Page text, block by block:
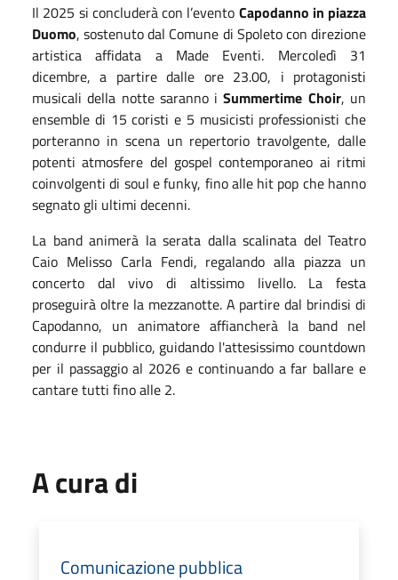
Il 2025 si concluderà con l’evento Capodanno in piazza
Duomo, sostenuto dal Comune di Spoleto con direzione
artistica affidata a Made Eventi. Mercoledì 31
dicembre, a partire dalle ore 23.00, i protagonisti
musicali della notte saranno iSummertime Choir, un
ensemble di 15 coristi e 5 musicisti professionisti che
porteranno in scena un repertorio travolgente, dalle
potenti atmosfere del gospel contemporaneo ai ritmi
coinvolgenti di soul e funky, fino alle hit pop che hanno
segnato gli ultimi decenni.
La band animerà la serata dalla scalinata del Teatro
Caio Melisso Carla Fendi, regalando alla piazza un
concerto dal vivo di altissimo livello. La festa
proseguirà oltre la mezzanotte. A partire dal brindisi di
Capodanno, un animatore affiancherà la band nel
condurre il pubblico, guidando l'attesissimo countdown
per il passaggio al 2026 e continuando a far ballare e
cantare tutti fino alle 2.
A cura di
Comunicazione pubblica